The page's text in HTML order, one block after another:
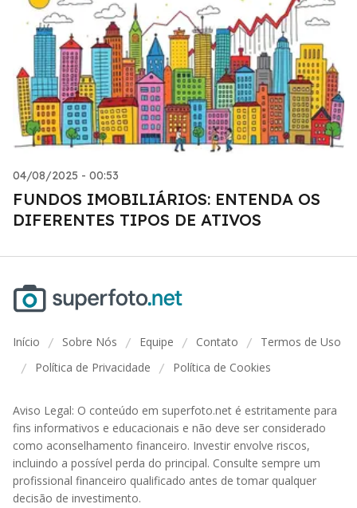
04/08/2025 - 00:53
FUNDOS IMOBILIÁRIOS: ENTENDA OS
DIFERENTES TIPOS DE ATIVOS
Início / Sobre Nós / Equipe / Contato / Termos de Uso
/ Política de Privacidade / Política de Cookies
Aviso Legal: O conteúdo em superfoto.net é estritamente para
fins informativos e educacionais e não deve ser considerado
como aconselhamento financeiro. Investir envolve riscos,
incluindo a possível perda do principal. Consulte sempre um
profissional financeiro qualificado antes de tomar qualquer
decisão de investimento.